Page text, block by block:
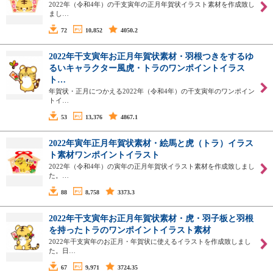
2022年（令和4年）の干支寅年の正月年賀状イラスト素材を作成致し
まし…
72 10,852 4050.2
2022年干支寅年お正月年賀状素材・羽根つきをするゆ
るいキャラクター風虎・トラのワンポイントイラス
ト…
年賀状・正月につかえる2022年（令和4年）の干支寅年のワンポイン
トイ…
53 13,376 4867.1
2022年寅年正月年賀状素材・絵馬と虎（トラ）イラス
ト素材ワンポイントイラスト
2022年（令和4年）の寅年の正月年賀状イラスト素材を作成致しまし
た。…
88 8,758 3373.3
2022年干支寅年お正月年賀状素材・虎・羽子板と羽根
を持ったトラのワンポイントイラスト素材
2022年干支寅年のお正月・年賀状に使えるイラストを作成致しまし
た。日…
67 9,971 3724.35